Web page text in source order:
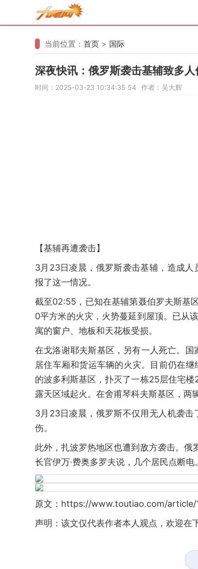
当前位置： 首页 > 国际
深夜快讯：俄罗斯袭击基辅致多
时间：2025-03-23 10:34:35 54 作者：吴大辉
【基辅再遭袭击】
3月23日凌晨，俄罗斯袭击基辅，造成
报了这一情况。
截至02:55，已知在基辅第聂伯罗夫斯基
0平方米的火灾，火势蔓延到屋顶。已从
寓的窗户、地板和天花板受损。
在戈洛谢耶夫斯基区，另有一人死亡。
居住车厢和货运车辆的火灾。目前仍在
的波多利斯基区，扑灭了一栋25层住宅
露天区域起火。在舍甫琴科夫斯基区，两
3月23日凌晨，俄罗斯不仅用无人机袭
伤。
此外，扎波罗热地区也遭到敌方袭击。
长官伊万·费奥多罗夫说，几个居民点断电。
原文：https://www.toutiao.com/
声明：该文仅代表作者本人观点，欢迎在